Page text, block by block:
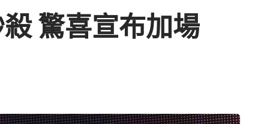
驚喜宣布加場